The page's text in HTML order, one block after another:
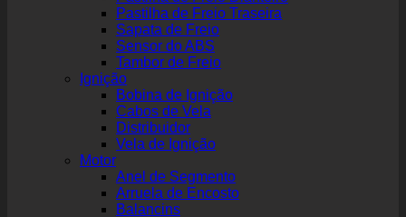
Pastilha de Freio Traseira
Sapata de Freio
Sensor do ABS
Tambor de Freio
Ignição
Bobina de Ignição
Cabos de Vela
Distribuidor
Vela de Ignição
Motor
Anel de Segmento
Arruela de Encosto
Balancins